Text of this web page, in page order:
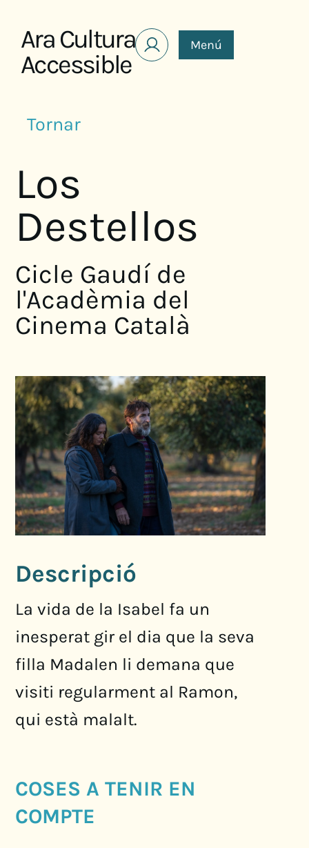
Ara Cultura
Accessible
Menú
Tornar
Los
Destellos
Cicle Gaudí de
l'Acadèmia del
Cinema Català
Descripció
La vida de la Isabel fa un
inesperat gir el dia que la seva
filla Madalen li demana que
visiti regularment al Ramon,
qui està malalt.
COSES A TENIR EN
COMPTE